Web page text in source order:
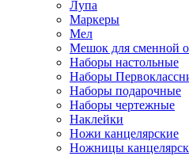
Лупа
Маркеры
Мел
Мешок для сменной
Наборы настольные
Наборы
Наборы подарочные
Наборы чертежные
Наклейки
Ножи канцелярские
Ножницы